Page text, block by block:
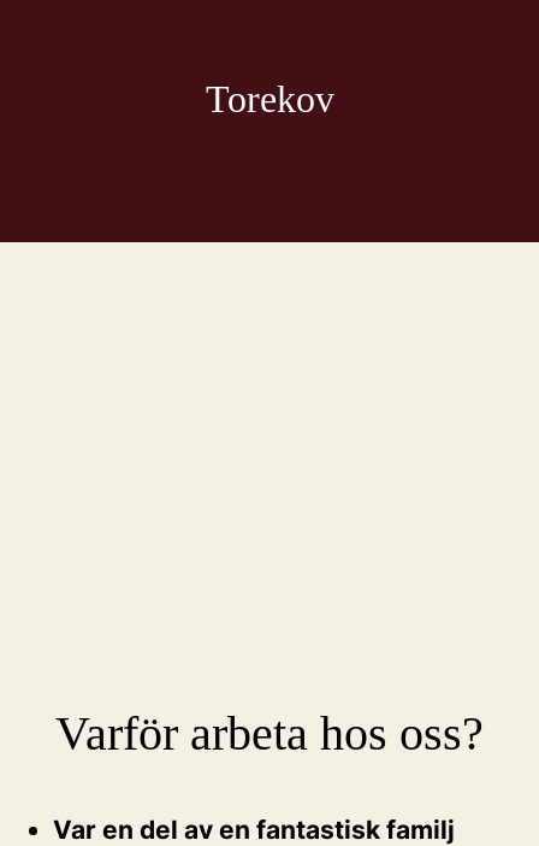
Torekov
Varför arbeta hos oss?
Var en del av en fantastisk familj